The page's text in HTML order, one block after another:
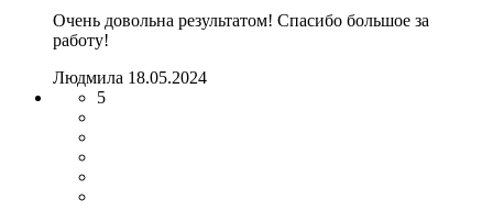
Очень довольна результатом! Спасибо большое за
работу!
Людмила 18.05.2024
5